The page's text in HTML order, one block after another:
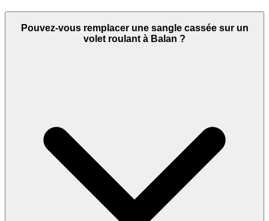
Pouvez-vous remplacer une sangle cassée sur un
volet roulant à Balan ?